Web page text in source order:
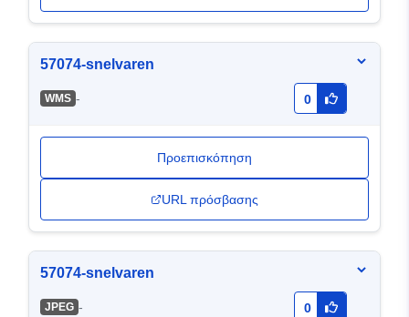
57074-snelvaren
WMS - 0
Προεπισκόπηση
URL πρόσβασης
57074-snelvaren
JPEG - 0